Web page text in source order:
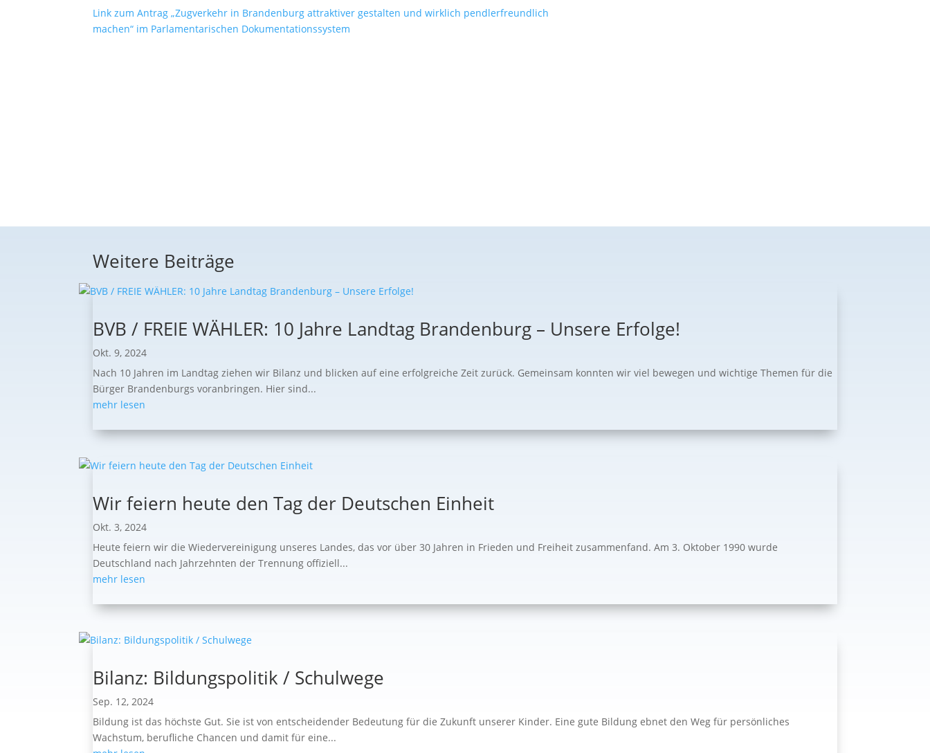
Link zum Antrag „Zugverkehr in Brandenburg attraktiver gestalten und wirklich pendlerfreundlich
machen“ im Parlamentarischen Dokumentationssystem
Weitere Beiträge
BVB / FREIE WÄHLER: 10 Jahre Landtag Brandenburg – Unsere Erfolge!
Okt. 9, 2024
Nach 10 Jahren im Landtag ziehen wir Bilanz und blicken auf eine erfolgreiche Zeit zurück. Gemeinsam konnten wir viel bewegen und wichtige Themen für die
Bürger Brandenburgs voranbringen. Hier sind...
mehr lesen
Wir feiern heute den Tag der Deutschen Einheit
Okt. 3, 2024
Heute feiern wir die Wiedervereinigung unseres Landes, das vor über 30 Jahren in Frieden und Freiheit zusammenfand. Am 3. Oktober 1990 wurde
Deutschland nach Jahrzehnten der Trennung offiziell...
mehr lesen
Bilanz: Bildungspolitik / Schulwege
Sep. 12, 2024
Bildung ist das höchste Gut. Sie ist von entscheidender Bedeutung für die Zukunft unserer Kinder. Eine gute Bildung ebnet den Weg für persönliches
Wachstum, berufliche Chancen und damit für eine...